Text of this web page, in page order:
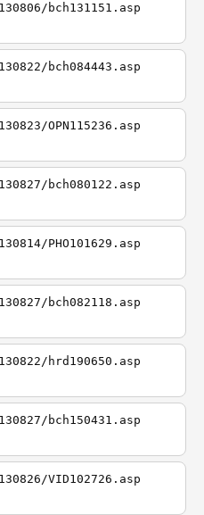
bch131151.asp
bch084443.asp
OPN115236.asp
bch080122.asp
PHO101629.asp
bch082118.asp
hrd190650.asp
bch150431.asp
VID102726.asp